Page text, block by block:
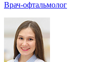
Врач-офтальмолог